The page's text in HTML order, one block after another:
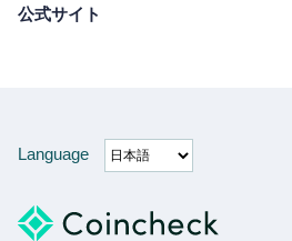
公式サイト
Language